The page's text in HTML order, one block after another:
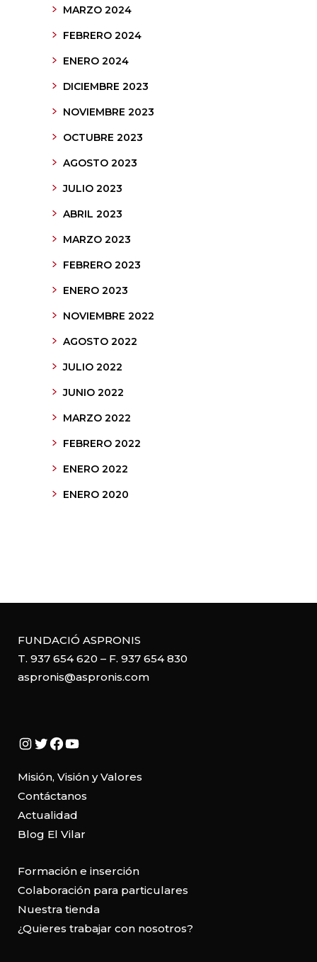
MARZO 2024
FEBRERO 2024
ENERO 2024
DICIEMBRE 2023
NOVIEMBRE 2023
OCTUBRE 2023
AGOSTO 2023
JULIO 2023
ABRIL 2023
MARZO 2023
FEBRERO 2023
ENERO 2023
NOVIEMBRE 2022
AGOSTO 2022
JULIO 2022
JUNIO 2022
MARZO 2022
FEBRERO 2022
ENERO 2022
ENERO 2020
FUNDACIÓ ASPRONIS
T. 937 654 620 – F. 937 654 830
aspronis@aspronis.com
Instagram
Twitter
Facebook
YouTube
Misión, Visión y Valores
Contáctanos
Actualidad
Blog El Vilar
Formación e inserción
Colaboración para particulares
Nuestra tienda
¿Quieres trabajar con nosotros?